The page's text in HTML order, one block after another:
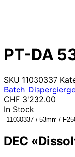
PT-DA
SKU 11030337
Batch-
CHF 3'232.00
In Stock
DEC